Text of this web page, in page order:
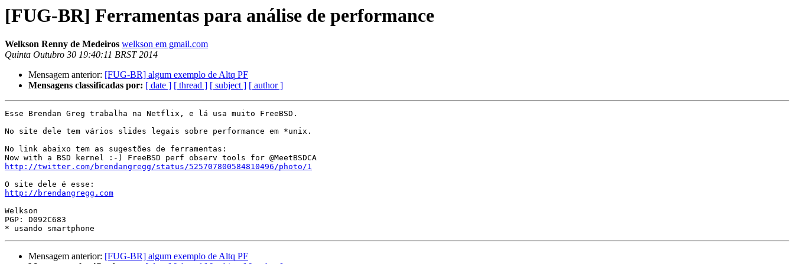
[FUG-BR] Ferramentas para análise de performance
Welkson Renny de Medeiros welkson em gmail.com
Quinta Outubro 30 19:40:11 BRST 2014
Mensagem anterior: [FUG-BR] algum exemplo de Altq PF
Mensagens classificadas por: [ date ] [ thread ] [ subject ] [ author ]
Esse Brendan Greg trabalha na Netflix, e lá usa muito FreeBSD.
No site dele tem vários slides legais sobre performance em *unix.
No link abaixo tem as sugestões de ferramentas:
http://twitter.com/brendangregg/status/525707800584810496/photo/1
http://brendangregg.com
Welkson
PGP: D092C683
Mensagem anterior: [FUG-BR] algum exemplo de Altq PF